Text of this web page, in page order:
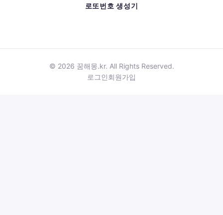
로또번호 생성기
© 2026 꿈해몽.kr. All Rights Reserved.
로그인회원가입